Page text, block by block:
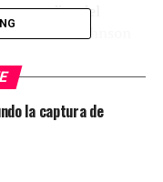
medios del
Boris Johnson
y ni que
y , lo peor,
la captura de